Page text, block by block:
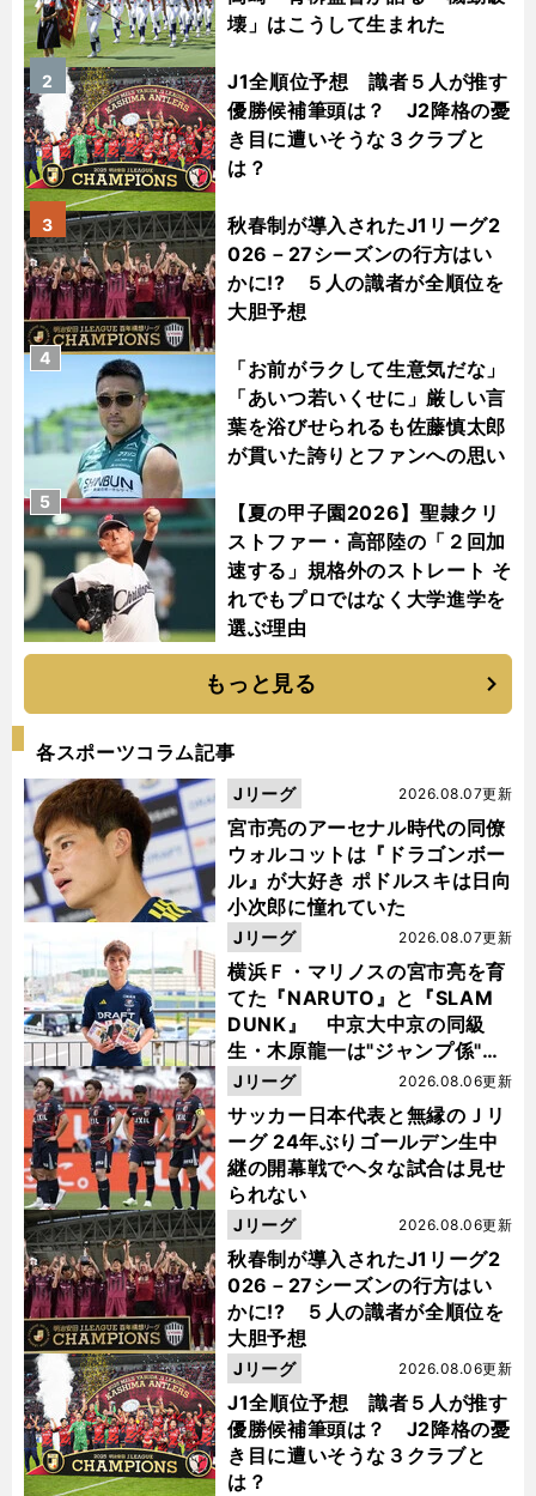
壊」はこうして生まれた
J1全順位予想 識者５人が推す
優勝候補筆頭は？ J2降格の憂
き目に遭いそうな３クラブと
は？
2
秋春制が導入されたJ1リーグ2
026－27シーズンの行方はい
かに!? ５人の識者が全順位を
大胆予想
3
「お前がラクして生意気だな」
「あいつ若いくせに」厳しい言
葉を浴びせられるも佐藤慎太郎
が貫いた誇りとファンへの思い
4
【夏の甲子園2026】聖隷クリ
ストファー・高部陸の「２回加
速する」規格外のストレート そ
れでもプロではなく大学進学を
選ぶ理由
5
もっと見る
各スポーツコラム記事
宮市亮のアーセナル時代の同僚
ウォルコットは『ドラゴンボー
ル』が大好き ポドルスキは日向
小次郎に憧れていた
2026.08.07更新
Jリーグ
横浜Ｆ・マリノスの宮市亮を育
てた『NARUTO』と『SLAM
DUNK』 中京大中京の同級
生・木原龍一は"ジャンプ係"だ
った
2026.08.07更新
Jリーグ
サッカー日本代表と無縁のＪリ
ーグ 24年ぶりゴールデン生中
継の開幕戦でヘタな試合は見せ
られない
2026.08.06更新
Jリーグ
秋春制が導入されたJ1リーグ2
026－27シーズンの行方はい
かに!? ５人の識者が全順位を
大胆予想
2026.08.06更新
Jリーグ
J1全順位予想 識者５人が推す
優勝候補筆頭は？ J2降格の憂
き目に遭いそうな３クラブと
は？
2026.08.06更新
Jリーグ